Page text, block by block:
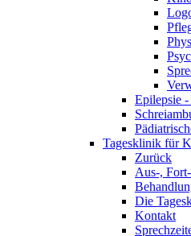
Epilepsie
Tagesklinik für
Zurück
Aus-,
Die
Kontakt